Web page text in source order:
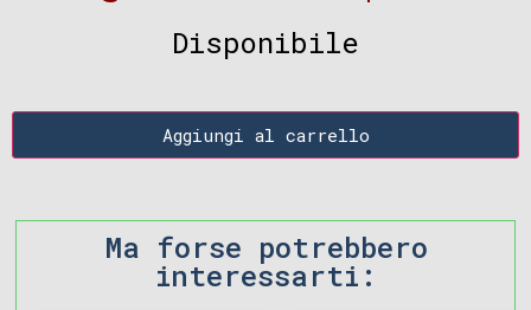
Disponibile
Aggiungi al carrello
Ma forse potrebbero
interessarti: